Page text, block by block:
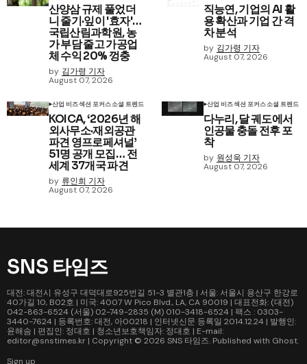
산양삼 규제 풀었더
니 줄기·잎이 '효자'…
국립산림과학원, 농
가 부담 줄고 가공업
체 수익 20% 껑충
by 김가령 기자
August 07, 2026
직능연, 기업의 AI 활
용 확산과 기업 간 격
차 분석
by 김가령 기자
August 07, 2026
산업 비즈섹션 포커스소셜 트렌드
KOICA, ‘2026년 해
외사무소·재외공관
파견 영프로페셔널’
51명 공개 모집… 전
세계 37개국 파견
by 류인희 기자
August 07, 2026
산업 비즈섹션 포커스소셜 트렌드
다누리, 달 궤도에서
인공물 충돌 전후 포
착
by 원성욱 기자
August 07, 2026
SNS 타임즈
대전: 대전시 유성구 대덕대로925번길 51-3 별관1층 | 서울: 서울시 용산구 한강로
40가길 10, B02호 | 미국: 4007 W Pico Blvd., LA, CA 90019 | 대표전화: (대전)
042-863-6524 (서울) 02-749-2835 (M) 010-3418-6524 | 팩스 : 0303-
3440-7624 | 등록번호: 대전, 아00218 | 인터넷신문 등록일 2014.12.24 | 발행인:
윤해솜 | 편집인: 정대호 | 청소년보호책임자: 정대호 | E-mail:
editor@snstimes.kr | Copyright © 2026 SNS 타임즈. Published with Ghost.
Sign up